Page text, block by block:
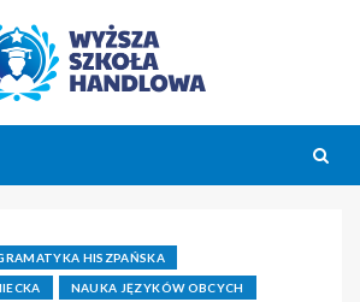
HISZPAŃSKA
NAUKA JĘZYKÓW OBCYCH